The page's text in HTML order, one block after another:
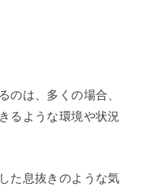
は、多くの場合、
るような環境や状況
た息抜きのような気